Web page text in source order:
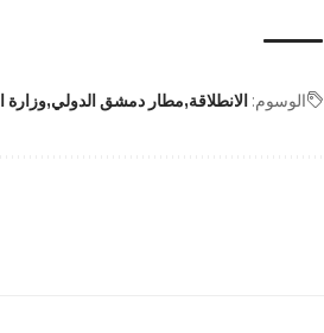
الوسوم: الانطلاقة مطار دمشق الدولي وزارة